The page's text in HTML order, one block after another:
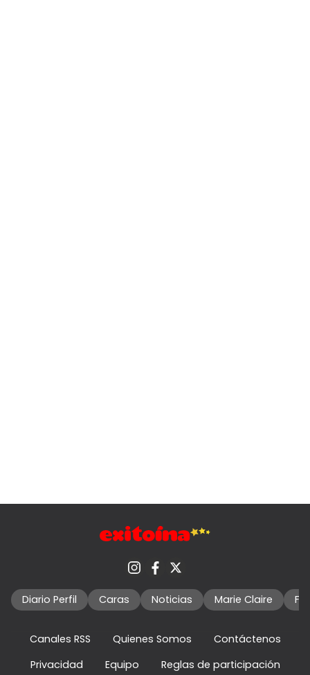
Diario Perfil Caras Noticias Marie Claire
Canales RSS Quienes Somos
Contáctenos
Privacidad
Equipo Reglas de participación